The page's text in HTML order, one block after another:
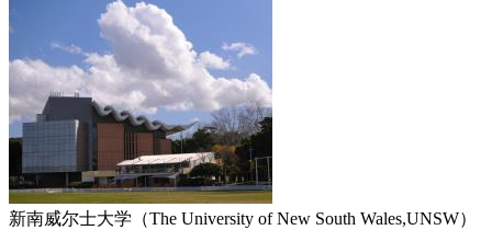
新南威尔士大学（The University of New South Wales,UNSW）